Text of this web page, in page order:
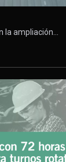
la ampliación…